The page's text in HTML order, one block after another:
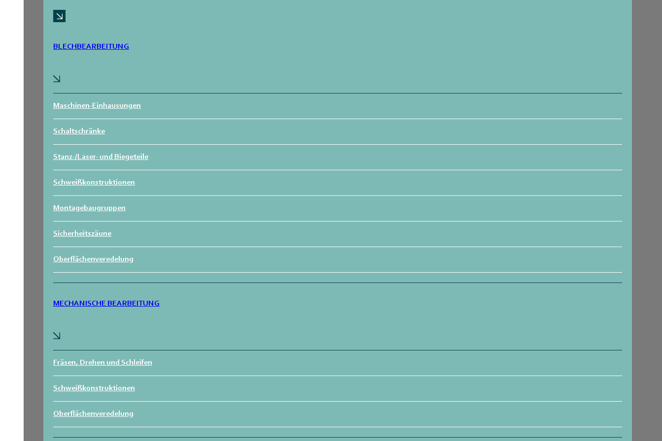
BLECHBEARBEITUNG
Maschinen-Einhausungen
Schaltschränke
Stanz-/Laser- und Biegeteile
Schweißkonstruktionen
Montagebaugruppen
Sicherheitszäune
Oberflächenveredelung
MECHANISCHE BEARBEITUNG
Fräsen, Drehen und Schleifen
Schweißkonstruktionen
Oberflächenveredelung